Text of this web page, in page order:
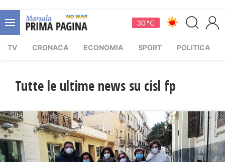
30 °C
TV CRONACA ECONOMIA SPORT POLITICA
Tutte le ultime news su cisl fp